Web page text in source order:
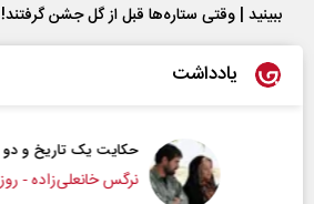
ببینید | وقتی ستاره‌ها قبل از گل جشن گرفتند!
یادداشت
حکایت یک تاریخ و دو زندگی
نرگس خانعلی‌زاده - روزنامه‌نگار